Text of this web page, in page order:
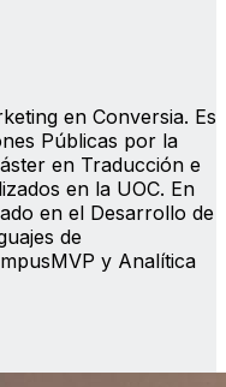
en Conversia. Es
Públicas por la
en Traducción e
en la UOC. En
en el Desarrollo de
de
y Analítica